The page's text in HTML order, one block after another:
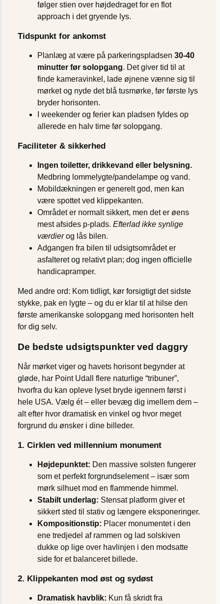
følger stien over højdedraget for en flot
approach i det gryende lys.
Tidspunkt for ankomst
Planlæg at være på parkeringspladsen 30-40
minutter før solopgang. Det giver tid til at
finde kamera­vinkel, lade øjnene vænne sig til
mørket og nyde det blå tusmørke, før første lys
bryder horisonten.
I weekender og ferier kan pladsen fyldes op
allerede en halv time før solopgang.
Faciliteter & sikkerhed
Ingen toiletter, drikkevand eller belysning.
Medbring lommelygte/pandelampe og vand.
Mobildækningen er generelt god, men kan
være spottet ved klippekanten.
Området er normalt sikkert, men det er øens
mest afsides p-plads. Efterlad ikke synlige
værdierog lås bilen.
Adgangen fra bilen til udsigtsområdet er
asfalteret og relativt plan; dog ingen officielle
handicapramper.
Med andre ord: Kom tidligt, kør forsigtigt det sidste
stykke, pak en lygte – og du er klar til at hilse den
første amerikanske solopgang med horisonten helt
for dig selv.
De bedste udsigtspunkter ved daggry
Når mørket viger og havets horisont begynder at
gløde, har Point Udall flere naturlige “tribuner”,
hvorfra du kan opleve lyset bryde igennem først i
hele USA. Vælg ét – eller bevæg dig imellem dem –
alt efter hvor dramatisk en vinkel og hvor meget
forgrund du ønsker i dine billeder.
1. Cirklen ved millennium monument
Højdepunktet: Den massive solsten fungerer
som et perfekt forgrundselement – især som
mørk silhuet mod en flammende himmel.
Stabilt underlag: Stensat platform giver et
sikkert sted til stativ og længere eksponeringer.
Kompositionstip: Placer monumentet i den
ene tredjedel af rammen og lad solskiven
dukke op lige over havlinjen i den modsatte
side for et balanceret billede.
2. Klippekanten mod øst og sydøst
Dramatisk havblik: Kun få skridt fra